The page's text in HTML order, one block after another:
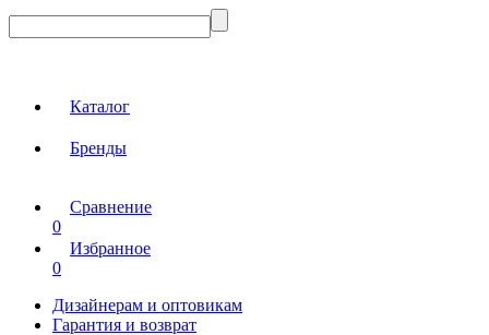
Каталог
Бренды
Сравнение
0
Избранное
0
Дизайнерам и оптовикам
Гарантия и возврат